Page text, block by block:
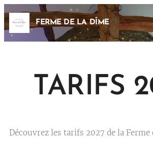
FERME DE LA DÎME
TARIFS
Découvrez les tarifs 2027 de la Ferme